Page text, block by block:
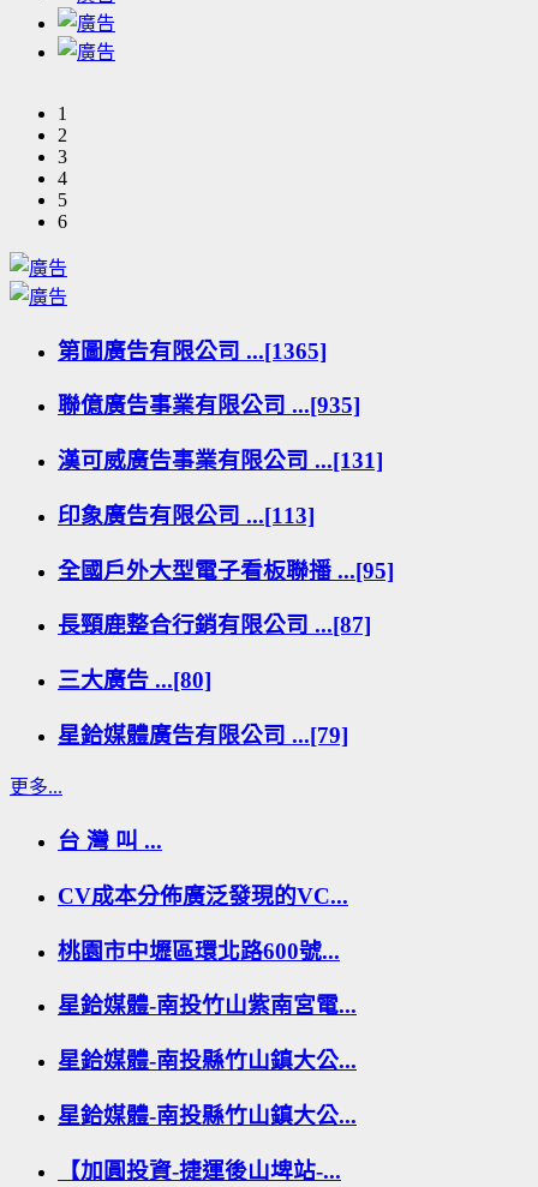
1
2
3
4
5
6
第圖廣告有限公司 ...[1365]
聯億廣告事業有限公司 ...[935]
漢可威廣告事業有限公司 ...[131]
印象廣告有限公司 ...[113]
全國戶外大型電子看板聯播 ...[95]
長頸鹿整合行銷有限公司 ...[87]
三大廣告 ...[80]
星鉿媒體廣告有限公司 ...[79]
更多...
台 灣 叫 ...
CV成本分佈廣泛發現的VC...
桃園市中壢區環北路600號...
星鉿媒體-南投竹山紫南宮電...
星鉿媒體-南投縣竹山鎮大公...
星鉿媒體-南投縣竹山鎮大公...
【加圓投資-捷運後山埤站-...